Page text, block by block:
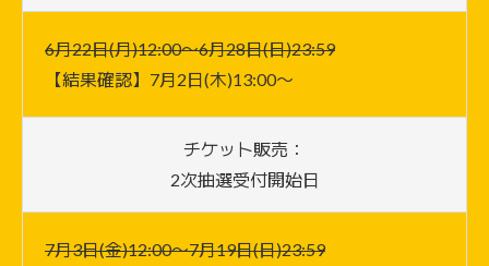
6月22日(月)12:00〜6月28日(日)23:59
【結果確認】7月2日(木)13:00〜
チケット販売：
2次抽選受付開始日
7月3日(金)12:00〜7月19日(日)23:59